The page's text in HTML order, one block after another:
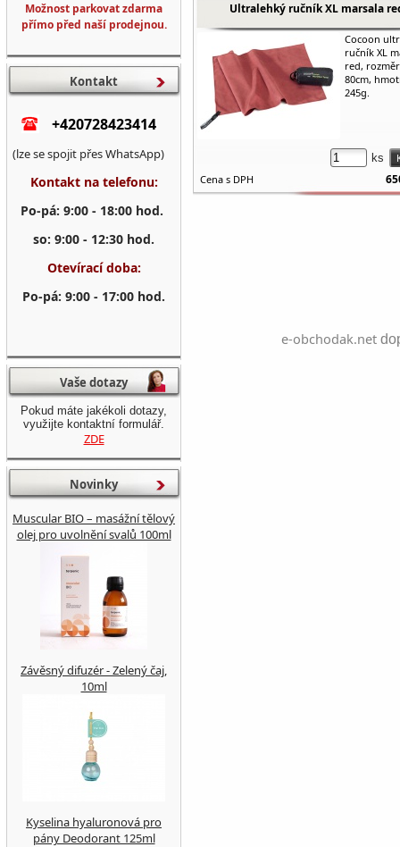
Ultralehký ručník XL marsala
Cocoon
ručník XL
red,
80cm,
245g.
ks
Cena s DPH
e-obchodak.net
Možnost parkovat zdarma
přímo před naší prodejnou.
Kontakt
+420728423414
(lze se spojit přes WhatsApp)
Kontakt na telefonu:
Po-pá: 9:00 - 18:00 hod.
so: 9:00 - 12:30 hod.
Otevírací doba:
Po-pá: 9:00 - 17:00 hod.
Vaše dotazy
Pokud máte jakékoli dotazy,
využijte kontaktní formulář.
ZDE
Novinky
Muscular BIO – masážní tělový
olej pro uvolnění svalů 100ml
Závěsný difuzér - Zelený čaj,
10ml
Kyselina hyaluronová pro
pány Deodorant 125ml